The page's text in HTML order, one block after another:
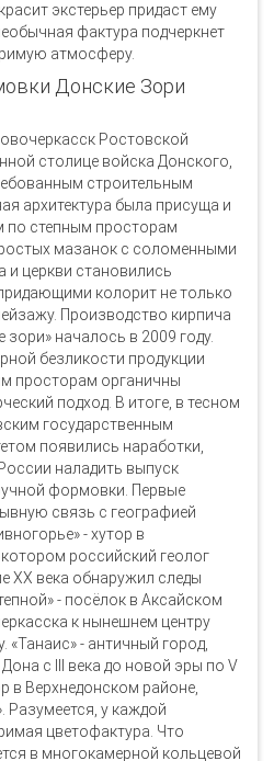
экстерьер придаст ему
фактура подчеркнет
атмосферу.
Донские Зори
Ростовской
столице войска Донского,
строительным
архитектура была присуща и
по степным просторам
мазанок с соломенными
церкви становились
колорит не только
Производство кирпича
началось в 2009 году.
безликости продукции
просторам органичны
подход. В итоге, в тесном
государственным
появились наработки,
наладить выпуск
формовки. Первые
связь с географией
- хутор в
российский геолог
ХХ века обнаружил следы
- посёлок в Аксайском
к нынешнем центру
«Танаис» - античный город,
с III века до новой эры по V
в Верхнедонском районе,
Разумеется, у каждой
цветофактура. Что
в многокамерной кольцевой